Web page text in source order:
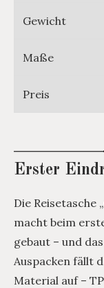
Gewicht
Maße
Preis
Erster
Die Reisetasche
macht beim
gebaut – und
Auspacken fällt
Material auf –